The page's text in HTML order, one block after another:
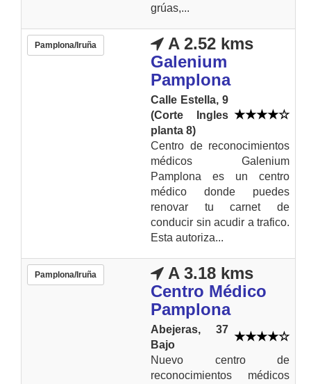
grúas,...
Pamplona/Iruña
A 2.52 kms
Galenium
Pamplona
Calle Estella, 9
(Corte Ingles
planta 8)
Centro de reconocimientos
médicos Galenium
Pamplona es un centro
médico donde puedes
renovar tu carnet de
conducir sin acudir a trafico.
Esta autoriza...
Pamplona/Iruña
A 3.18 kms
Centro Médico
Pamplona
Abejeras, 37
Bajo
Nuevo centro de
reconocimientos médicos